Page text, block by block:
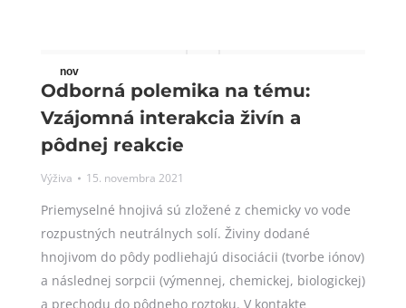
nov
15
2021
Odborná polemika na tému:
Vzájomná interakcia živín a
pôdnej reakcie
Výživa 15. novembra 2021
Priemyselné hnojivá sú zložené z chemicky vo vode
rozpustných neutrálnych solí. Živiny dodané
hnojivom do pôdy podliehajú disociácii (tvorbe iónov)
a následnej sorpcii (výmennej, chemickej, biologickej)
a prechodu do pôdneho roztoku. V kontakte